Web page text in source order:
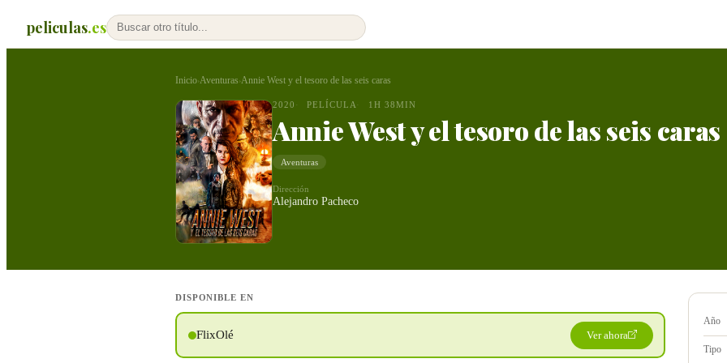
peliculas.es
Inicio›Aventuras›Annie West y el tesoro de las seis caras
2020 PELÍCULA 1H 38MIN
Annie West y el tesoro de las seis caras
Aventuras
Dirección
Alejandro Pacheco
DISPONIBLE EN
FlixOlé Ver ahora
Año
Tipo